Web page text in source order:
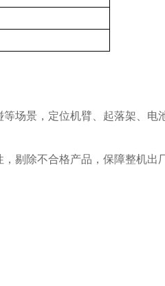
场景，定位机臂、起落架、电
剔除不合格产品，保障整机出